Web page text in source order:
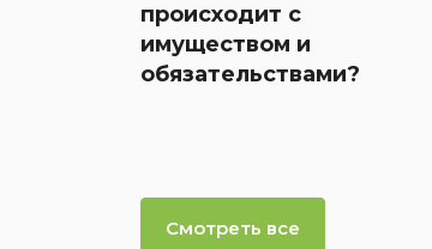
происходит с
имуществом и
обязательствами?
Смотреть все